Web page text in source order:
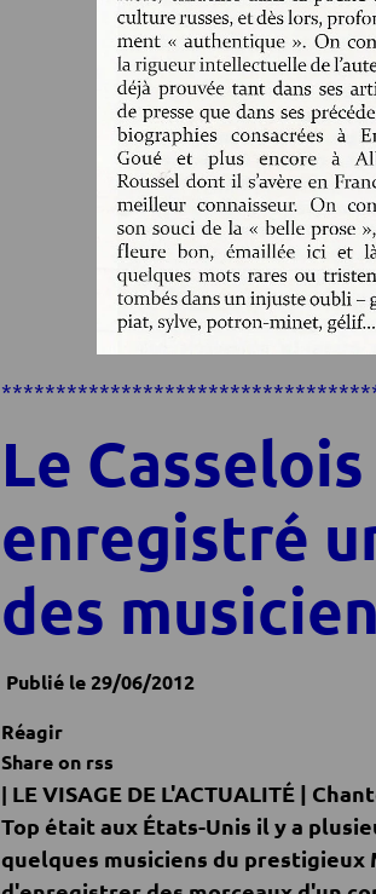
Le
enregistré
des
Publié le 29/06/2012
Réagir
Share on rss
| LE VISAGE DE L'ACTUALITÉ |
Top était aux États-Unis il y a
quelques musiciens du